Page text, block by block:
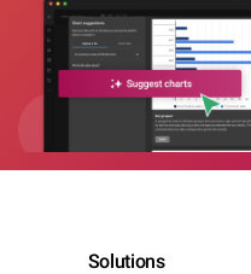
Solutions